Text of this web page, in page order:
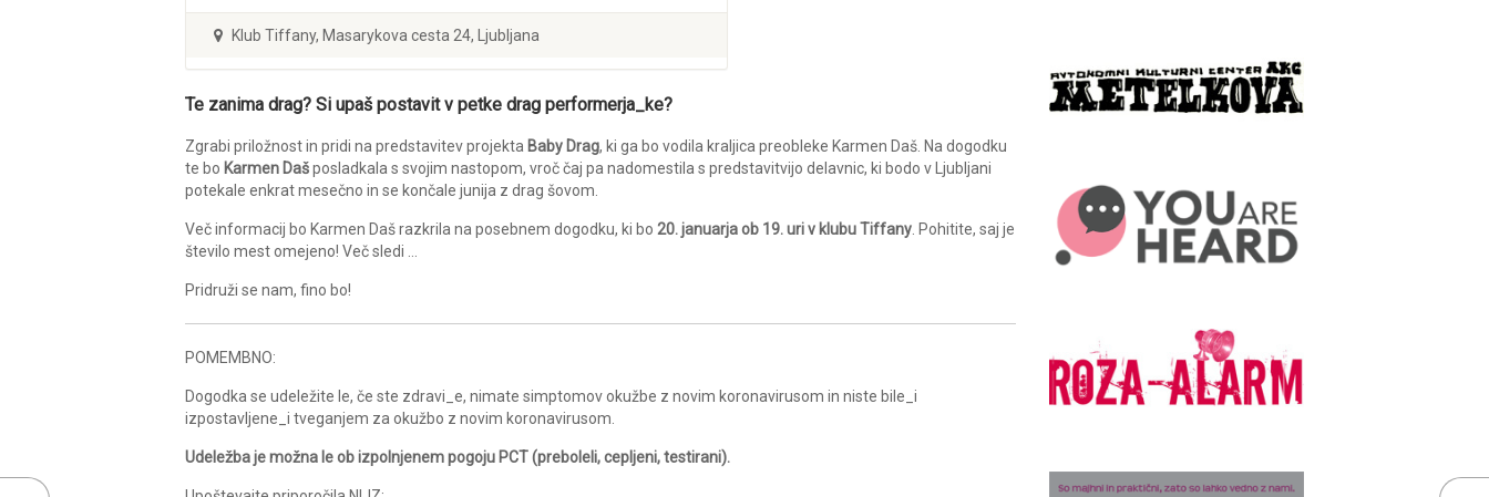
Klub Tiffany, Masarykova cesta 24, Ljubljana
Te zanima drag? Si upaš postavit v petke drag performerja_ke?
Zgrabi priložnost in pridi na predstavitev projekta Baby Drag, ki ga bo vodila kraljica preobleke Karmen Daš. Na dogodku
te bo Karmen Dašposladkala s svojim nastopom, vroč čaj pa nadomestila s predstavitvijo delavnic, ki bodo v Ljubljani
potekale enkrat mesečno in se končale junija z drag šovom.
Več informacij bo Karmen Daš razkrila na posebnem dogodku, ki bo 20. januarja ob 19. uri v klubu Tiffany . Pohitite, saj je
število mest omejeno! Več sledi …
Pridruži se nam, fino bo!
POMEMBNO:
Dogodka se udeležite le, če ste zdravi_e, nimate simptomov okužbe z novim koronavirusom in niste bile_i
izpostavljene_i tveganjem za okužbo z novim koronavirusom.
Udeležba je možna le ob izpolnjenem pogoju PCT (preboleli, cepljeni, testirani).